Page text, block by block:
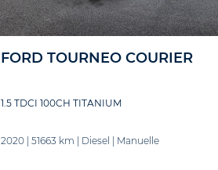
FORD TOURNEO COURIER
1.5 TDCI 100CH TITANIUM
2020| 51663 km Diesel Manuelle